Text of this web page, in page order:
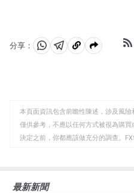
分享：
分 分 複
板
本頁面資訊包含前瞻性陳述，涉及風
僅供參考，不應以任何方式被視為購
決定之前，你都應該做充分的調查。
觀點，並不代表FXStreet或其廣告商的
最新新聞